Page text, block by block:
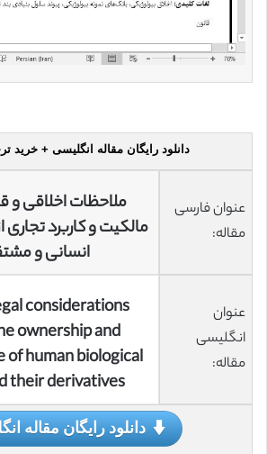
دانلود رایگان مقاله انگلیسی + خرید
عنوان فارسی
مقاله:
ملاحظات اخلاقی و
مالکیت و کاربرد تجاری
انسانی و
عنوان
انگلیسی
مقاله:
considerations
ownership and
of human biological
their derivatives
دانلود رایگان مقاله